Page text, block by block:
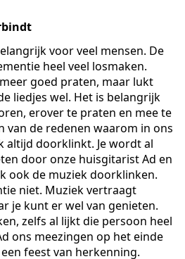
voor veel mensen. De
heel veel losmaken.
goed praten, maar lukt
liedjes wel. Het is belangrijk
erover te praten en mee te
van de redenen waarom in ons
altijd doorklinkt. Je wordt al
door onze huisgitarist Ad en
ook de muziek doorklinken.
niet. Muziek vertraagt
je kunt er wel van genieten.
zelfs al lijkt die persoon heel
ons meezingen op het einde
feest van herkenning.